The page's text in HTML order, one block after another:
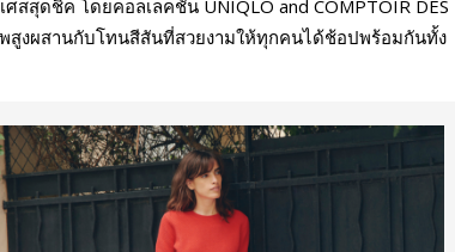
สสุดชิค โดยคอลเลคชัน UNIQLO and COMPTOIR DES
สูงผสานกับโทนสีสันที่สวยงามให้ทุกคนได้ช้อปพร้อมกันทั้ง